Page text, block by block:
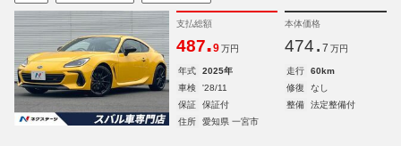
支払総額
487.9 万円
本体価格
474. 7 万円
年式 2025年 走行
60km
車検
'28/11 修復
なし
保証
保証付 整備
法定整備付
住所
愛知県 一宮市